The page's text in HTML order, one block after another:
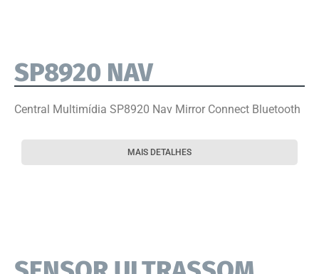
SP8920 NAV
Central Multimídia SP8920 Nav Mirror Connect Bluetooth
MAIS DETALHES